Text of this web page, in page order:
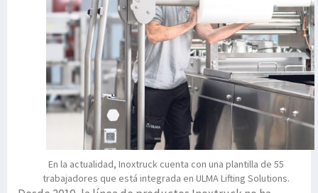
En la actualidad, Inoxtruck cuenta con una plantilla de 55
trabajadores que está integrada en ULMA Lifting Solutions.